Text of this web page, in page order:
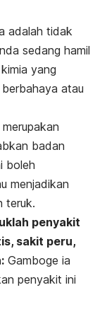
adalah tidak
sedang hamil
yang
atau
badan
boleh
menjadikan
teruk.
penyakit
sakit peru,
Gamboge ia
penyakit ini